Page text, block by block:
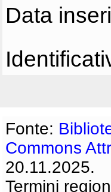
Data
Fonte:
Commons
20.11.2025.
Termini